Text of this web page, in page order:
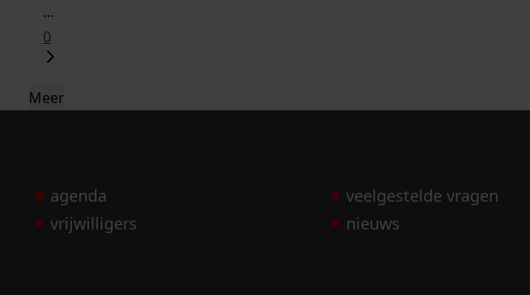
...
0
Meer
agenda
vrijwilligers
veelgestelde vragen
nieuws